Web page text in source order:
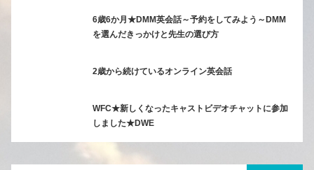
6歳6か月★DMM英会話～予約をしてみよう～DMM
を選んだきっかけと先生の選び方
2歳から続けているオンライン英会話
WFC★新しくなったキャストビデオチャットに参加
しました★DWE